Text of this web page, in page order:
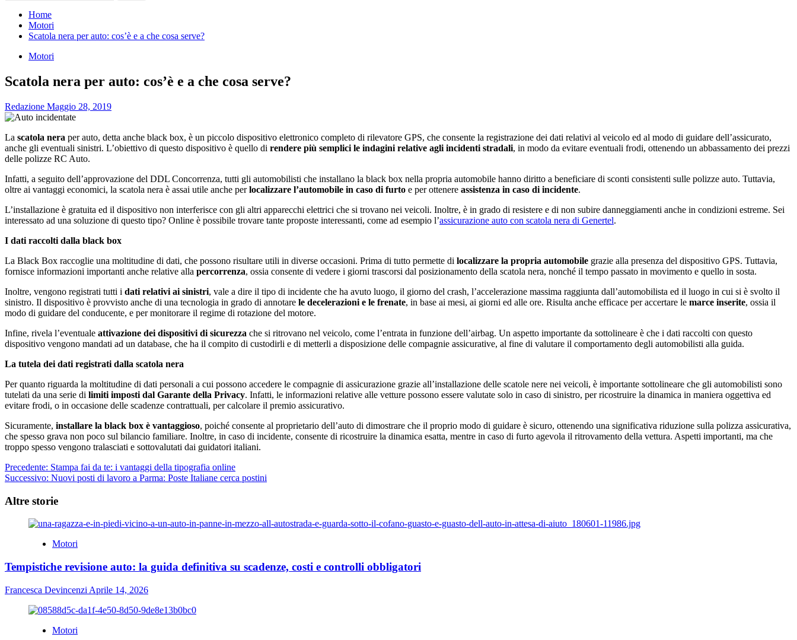
per:
Home
Motori
Scatola nera per auto: cos’è e a che cosa serve?
Motori
Scatola nera per auto: cos’è e a che cosa serve?
Redazione Maggio 28, 2019
La scatola nera per auto, detta anche black box, è un piccolo dispositivo elettronico completo di rilevatore GPS, che consente la registrazione dei dati relativi al veicolo ed al modo di guidare dell’assicurato,
anche gli eventuali sinistri. L’obiettivo di questo dispositivo è quello di rendere più semplici le indagini relative agli incidenti stradali, in modo da evitare eventuali frodi, ottenendo un abbassamento dei prezzi
delle polizze RC Auto.
Infatti, a seguito dell’approvazione del DDL Concorrenza, tutti gli automobilisti che installano la black box nella propria automobile hanno diritto a beneficiare di sconti consistenti sulle polizze auto. Tuttavia,
oltre ai vantaggi economici, la scatola nera è assai utile anche perlocalizzare l’automobile in caso di furto e per ottenere assistenza in caso di incidente.
L’installazione è gratuita ed il dispositivo non interferisce con gli altri apparecchi elettrici che si trovano nei veicoli. Inoltre, è in grado di resistere e di non subire danneggiamenti anche in condizioni estreme. Sei
interessato ad una soluzione di questo tipo? Online è possibile trovare tante proposte interessanti, come ad esempio l’assicurazione auto con scatola nera di Genertel.
I dati raccolti dalla black box
La Black Box raccoglie una moltitudine di dati, che possono risultare utili in diverse occasioni. Prima di tutto permette di localizzare la propria automobile grazie alla presenza del dispositivo GPS. Tuttavia,
fornisce informazioni importanti anche relative alla percorrenza, ossia consente di vedere i giorni trascorsi dal posizionamento della scatola nera, nonché il tempo passato in movimento e quello in sosta.
Inoltre, vengono registrati tutti i dati relativi ai sinistri, vale a dire il tipo di incidente che ha avuto luogo, il giorno del crash, l’accelerazione massima raggiunta dall’automobilista ed il luogo in cui si è svolto il
sinistro. Il dispositivo è provvisto anche di una tecnologia in grado di annotare le decelerazioni e le frenate, in base ai mesi, ai giorni ed alle ore. Risulta anche efficace per accertare le marce inserite, ossia il
modo di guidare del conducente, e per monitorare il regime di rotazione del motore.
Infine, rivela l’eventuale attivazione dei dispositivi di sicurezza che si ritrovano nel veicolo, come l’entrata in funzione dell’airbag. Un aspetto importante da sottolineare è che i dati raccolti con questo
dispositivo vengono mandati ad un database, che ha il compito di custodirli e di metterli a disposizione delle compagnie assicurative, al fine di valutare il comportamento degli automobilisti alla guida.
La tutela dei dati registrati dalla scatola nera
Per quanto riguarda la moltitudine di dati personali a cui possono accedere le compagnie di assicurazione grazie all’installazione delle scatole nere nei veicoli, è importante sottolineare che gli automobilisti sono
tutelati da una serie di limiti imposti dal Garante della Privacy. Infatti, le informazioni relative alle vetture possono essere valutate solo in caso di sinistro, per ricostruire la dinamica in maniera oggettiva ed
evitare frodi, o in occasione delle scadenze contrattuali, per calcolare il premio assicurativo.
Sicuramente, installare la black box è vantaggioso, poiché consente al proprietario dell’auto di dimostrare che il proprio modo di guidare è sicuro, ottenendo una significativa riduzione sulla polizza assicurativa,
che spesso grava non poco sul bilancio familiare. Inoltre, in caso di incidente, consente di ricostruire la dinamica esatta, mentre in caso di furto agevola il ritrovamento della vettura. Aspetti importanti, ma che
troppo spesso vengono tralasciati e sottovalutati dai guidatori italiani.
Navigazione
articolo
Precedente: Stampa fai da te: i vantaggi della tipografia online
Successivo: Nuovi posti di lavoro a Parma: Poste Italiane cerca postini
Altre storie
Motori
Tempistiche revisione auto: la guida definitiva su scadenze, costi e controlli obbligatori
Francesca Devincenzi Aprile 14, 2026
Motori